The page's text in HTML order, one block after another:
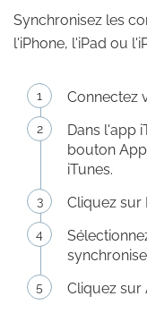
Synchronisez les
l'iPhone, l'iPad ou
Connectez
Dans l'app
bouton
iTunes.
Cliquez sur
Cliquez sur